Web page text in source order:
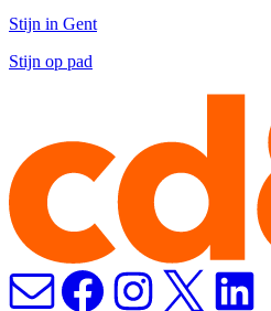
Stijn in Gent
Stijn op pad